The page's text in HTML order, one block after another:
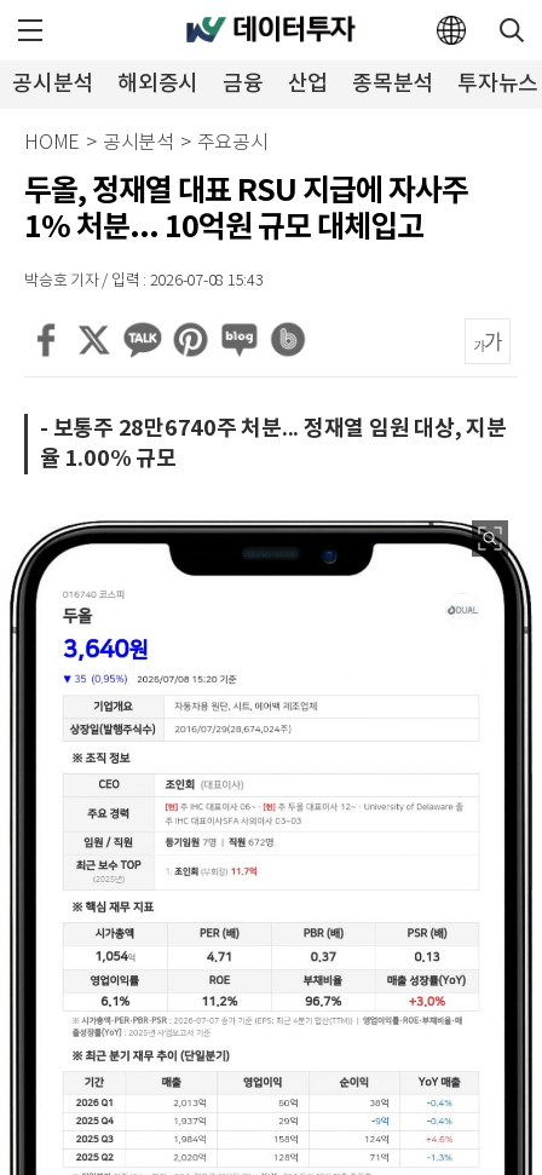
공시분석 해외증시 금융 산업 종목분석 투자뉴스
HOME > 공시분석 > 주요공시
두올, 정재열 대표 RSU 지급에 자사주
1% 처분... 10억원 규모 대체입고
박승호 기자 / 입력 : 2026-07-08 15:43
- 보통주 28만6740주 처분... 정재열 임원 대상, 지분
율 1.00% 규모